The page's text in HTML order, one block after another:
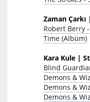
Zaman
Robert Berry
Time (Albüm)
Kara Kule |
Blind
Demons &
Demons &
Demons &